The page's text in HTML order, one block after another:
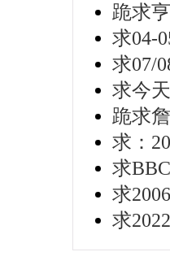
跪求
求04-
求07/
求今
跪求
求：
求
求
求